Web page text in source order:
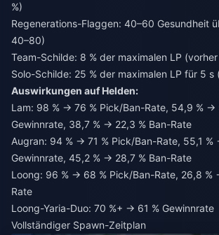
%)
Regenerations-Flaggen: 40–60 Gesundheit
40–80)
Team-Schilde: 8 % der maximalen LP (vorher
Solo-Schilde: 25 % der maximalen LP für 5 s
Auswirkungen auf Helden:
Lam: 98 % → 76 % Pick/Ban-Rate, 54,9 % →
Gewinnrate, 38,7 % → 22,3 % Ban-Rate
Augran: 94 % → 71 % Pick/Ban-Rate, 55,1 %
Gewinnrate, 45,2 % → 28,7 % Ban-Rate
Loong: 96 % → 68 % Pick/Ban-Rate, 26,8 %
Rate
Loong-Yaria-Duo: 70 %+ → 61 % Gewinnrate
Vollständiger Spawn-Zeitplan